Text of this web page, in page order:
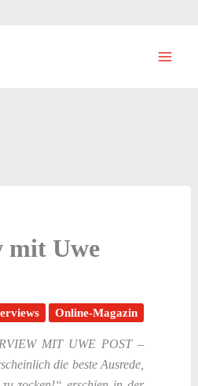
mit Uwe
Online-Magazin
MIT UWE POST –
die beste Ausrede,